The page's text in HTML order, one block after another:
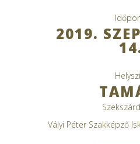
2019.
Vályi Péter Szakképző